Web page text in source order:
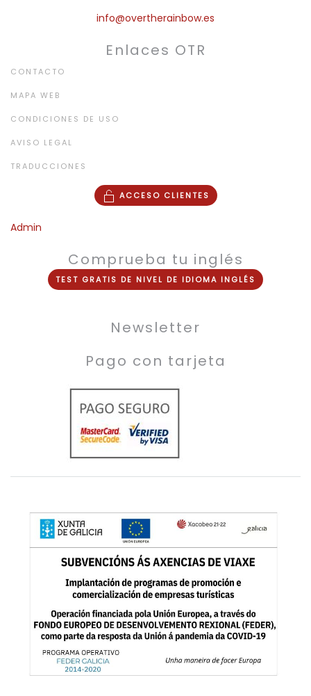
info@overtherainbow.es
Enlaces OTR
CONTACTO
MAPA WEB
CONDICIONES DE USO
AVISO LEGAL
TRADUCCIONES
ACCESO CLIENTES
Admin
Comprueba tu inglés
TEST GRATIS DE NIVEL DE IDIOMA INGLÉS
Newsletter
Pago con tarjeta